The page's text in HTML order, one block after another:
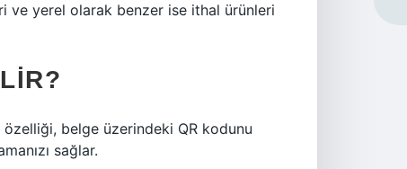
ve yerel olarak benzer ise ithal ürünleri
belge üzerindeki QR kodunu
sağlar.